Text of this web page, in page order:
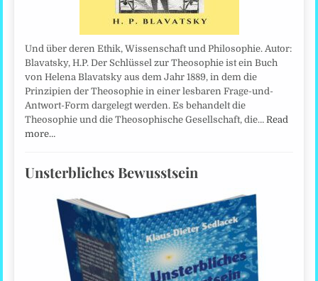
Und über deren Ethik, Wissenschaft und Philosophie. Autor:
Blavatsky, H.P. Der Schlüssel zur Theosophie ist ein Buch
von Helena Blavatsky aus dem Jahr 1889, in dem die
Prinzipien der Theosophie in einer lesbaren Frage-und-
Antwort-Form dargelegt werden. Es behandelt die
Theosophie und die Theosophische Gesellschaft, die…Read
more…
Unsterbliches Bewusstsein